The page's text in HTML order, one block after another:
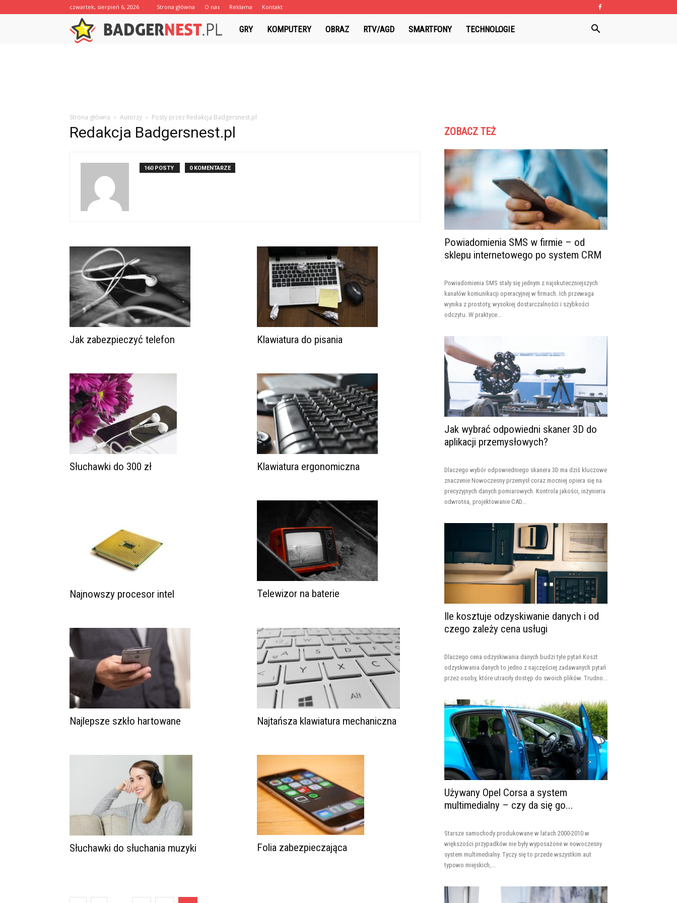
czwartek, sierpień 6, 2026 Strona główna O nas Reklama Kontakt
badgersnest.pl
GRY KOMPUTERY OBRAZ RTV/AGD SMARTFONY TECHNOLOGIE
Strona główna Autorzy Posty przez Redakcja Badgersnest.pl
Redakcja Badgersnest.pl
160 POSTY 0 KOMENTARZE
Jak zabezpieczyć telefon Klawiatura do pisania
Słuchawki do 300 zł Klawiatura ergonomiczna
Najnowszy procesor intel Telewizor na baterie
Najlepsze szkło hartowane Najtańsza klawiatura mechaniczna
Słuchawki do słuchania muzyki Folia zabezpieczająca
ZOBACZ TEŻ
Powiadomienia SMS w firmie – od
sklepu internetowego po system CRM
Powiadomienia SMS stały się jednym z najskuteczniejszych
kanałów komunikacji operacyjnej w firmach. Ich przewaga
wynika z prostoty, wysokiej dostarczalności i szybkości
odczytu. W praktyce...
Jak wybrać odpowiedni skaner 3D do
aplikacji przemysłowych?
Dlaczego wybór odpowiedniego skanera 3D ma dziś kluczowe
znaczenie Nowoczesny przemysł coraz mocniej opiera się na
precyzyjnych danych pomiarowych. Kontrola jakości, inżynieria
odwrotna, projektowanie CAD...
Ile kosztuje odzyskiwanie danych i od
czego zależy cena usługi
Dlaczego cena odzyskiwania danych budzi tyle pytań Koszt
odzyskiwania danych to jedno z najczęściej zadawanych pytań
przez osoby, które utraciły dostęp do swoich plików. Trudno...
Używany Opel Corsa a system
multimedialny – czy da się go...
Starsze samochody produkowane w latach 2000-2010 w
większości przypadków nie były wyposażone w nowoczesny
system multimedialny. Tyczy się to przede wszystkim aut
typowo miejskich,...